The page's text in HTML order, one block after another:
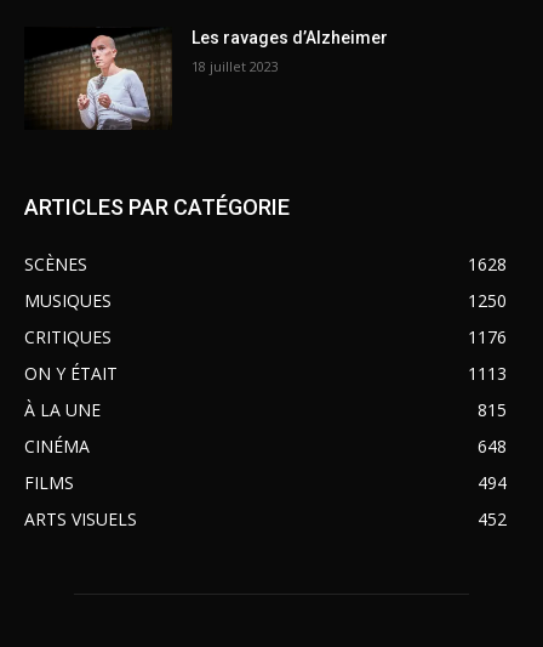
Les ravages d’Alzheimer
18 juillet 2023
ARTICLES PAR CATÉGORIE
SCÈNES
1628
MUSIQUES
1250
CRITIQUES
1176
ON Y ÉTAIT
1113
À LA UNE
815
CINÉMA
648
FILMS
494
ARTS VISUELS
452